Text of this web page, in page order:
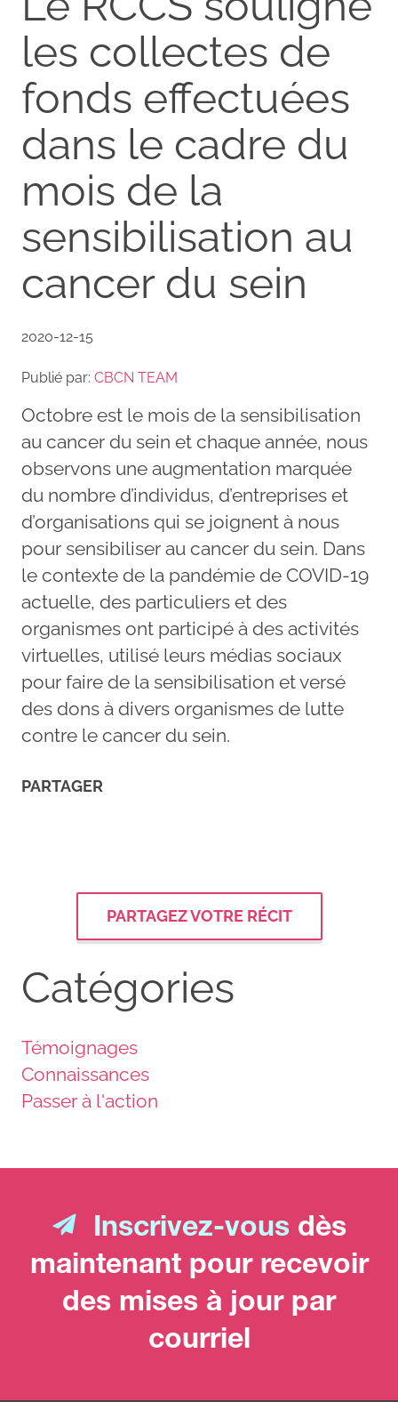
les collectes de
fonds effectuées
dans le cadre du
mois de la
sensibilisation au
cancer du sein
2020-12-15
Publié par: CBCN TEAM
Octobre est le mois de la sensibilisation
au cancer du sein et chaque année, nous
observons une augmentation marquée
du nombre d’individus, d’entreprises et
d’organisations qui se joignent à nous
pour sensibiliser au cancer du sein. Dans
le contexte de la pandémie de COVID-19
actuelle, des particuliers et des
organismes ont participé à des activités
virtuelles, utilisé leurs médias sociaux
pour faire de la sensibilisation et versé
des dons à divers organismes de lutte
contre le cancer du sein.
PARTAGER
PARTAGEZ VOTRE RÉCIT
Catégories
Témoignages
Connaissances
Passer à l'action
Inscrivez-vous dès
maintenant pour recevoir
des mises à jour par
courriel